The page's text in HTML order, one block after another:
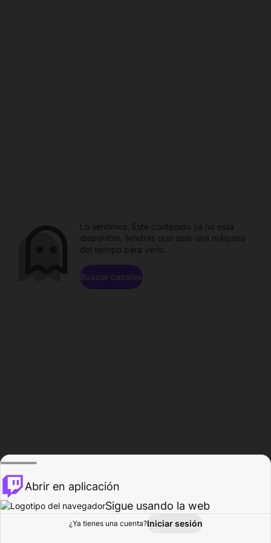
Explorar Actividad
Lo sentimos. Este contenido ya no está
disponible, tendrás que usar una máquina
del tiempo para verlo.
Buscar canales
Abrir en aplicación
Sigue usando la web
¿Ya tienes una cuenta?Iniciar sesión